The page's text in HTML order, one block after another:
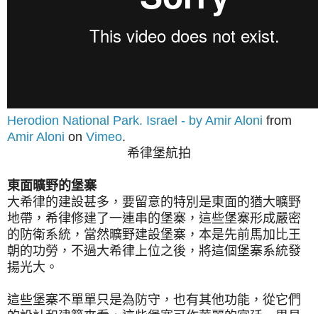
Herodion National Park. Israel - by Amir Aloni from
Amir Aloni on Vimeo.
希律堡航拍
東面曠野的堡寨
大希律的建設甚多，要留意的特別是東面的猶大曠野
地帶，希律修建了一連串的堡寨，這些堡寨形成嚴密
的防衛系統，當然曠野建設堡寨，本是先前馬加比王
朝的功勞，不過大希律上位之後，將這個堡寨系統發
揚光大。
這些堡寨不單單只是為防守，也有其他功能，從它們